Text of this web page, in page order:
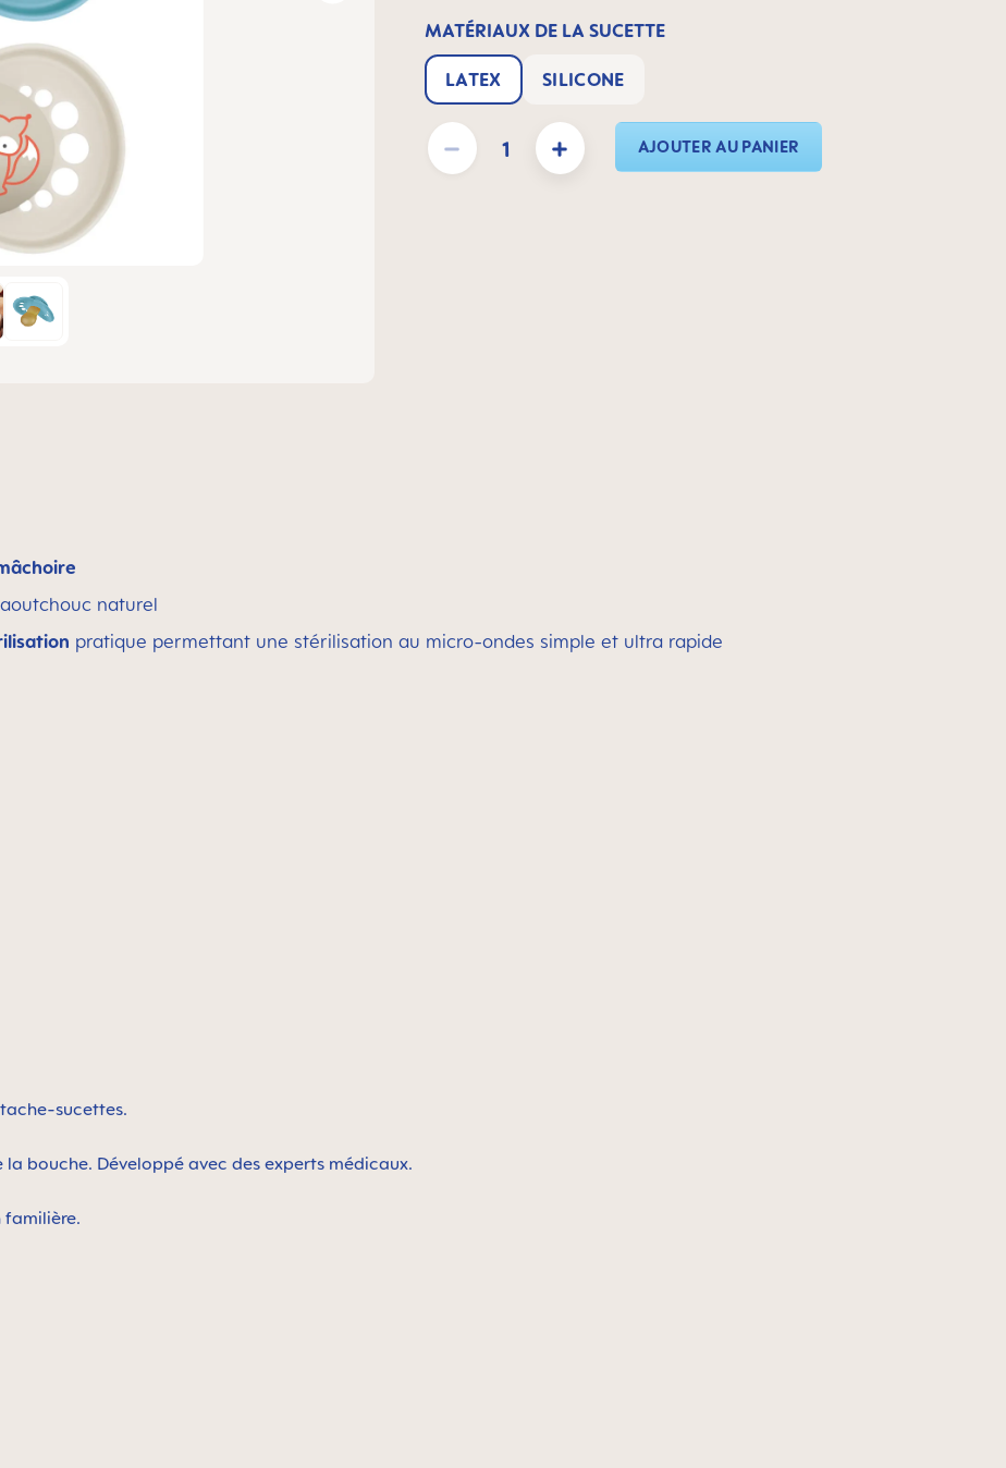
MATÉRIAUX DE LA SUCETTE
LATEX SILICONE
Quantité de produit : Entrez la quantité souhaitée ou utilisez les boutons pour augmenter ou
AJOUTER AU PANIER
naturel
pratique permettant une stérilisation au micro-ondes simple et ultra rapide
sucettes.
bouche. Développé avec des experts médicaux.
familière.